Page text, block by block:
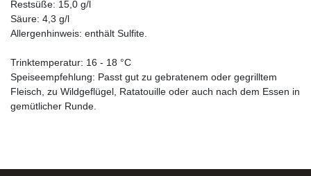
Restsüße: 15,0 g/l
Säure: 4,3 g/l
Allergenhinweis: enthält Sulfite.
Trinktemperatur: 16 - 18 °C
Speiseempfehlung: Passt gut zu gebratenem oder gegrilltem
Fleisch, zu Wildgeflügel, Ratatouille oder auch nach dem Essen in
gemütlicher Runde.